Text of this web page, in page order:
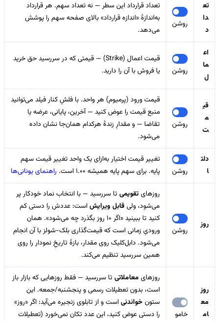
تع
دا
د
روشن
تعداد قرارداد این سطر — نه تعداد سهم. هر قرارداد
به‌اندازهٔ «اندازه قرارداد» بالای صفحه سهم را پوشش
می‌دهد.
اع
ما
ل
روشن
قیمت اعمال (Strike) — قیمتی که در سررسید حق خرید
یا فروش با آن را دارید.
قی
م
ت
روشن
قیمت ورود (پرمیوم) هر واحد. با فلشِ کنار فیلد می‌توانید
منبع قیمت را عوض کنید — آخرین، پایانی، عرضه یا
تقاضا — و مقدارِ زندهٔ هرکدام همان‌جا نشان داده
می‌شود.
دلت
ا
روشن
تغییر قیمت اختیار به‌ازای یک واحد تغییر قیمت سهم
پایه. برای سهم پایه همیشه 1.00 است.
راهنمای یونانی‌ها
روز
روشن
روزهایتقویمی تا سررسید — با انتخاب نماد خودکار پر
می‌شود، ولی قابل ویرایشاست: عددش را دستی کم
کنید تا ببینید «اگر 10 روز بگذرد چه می‌شود». همان
ورودیِ زمانی است که قیمت‌گذاری بلک-شولز با آن انجام
می‌شود. دابل‌کلیک روی مقدار، بازهٔ تاریخِ نمودار را روی
همین سررسید تنظیم می‌کند.
روز
مع
ام
خامو
روزهای معاملاتی تا سررسید — فقط روزهایی که بازار باز
است، بدون تعطیلات رسمی و پنجشنبه/جمعه. این
ستون خواندنیاست و از تابلوی زنجیره می‌آید: اگر «روز»
را دستی عوض کنید، این عدد تکان نمی‌خورد (تعطیلات